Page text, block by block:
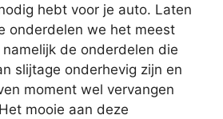
hebt voor je auto. Laten
onderdelen we het meest
de onderdelen die
slijtage onderhevig zijn en
moment wel vervangen
mooie aan deze